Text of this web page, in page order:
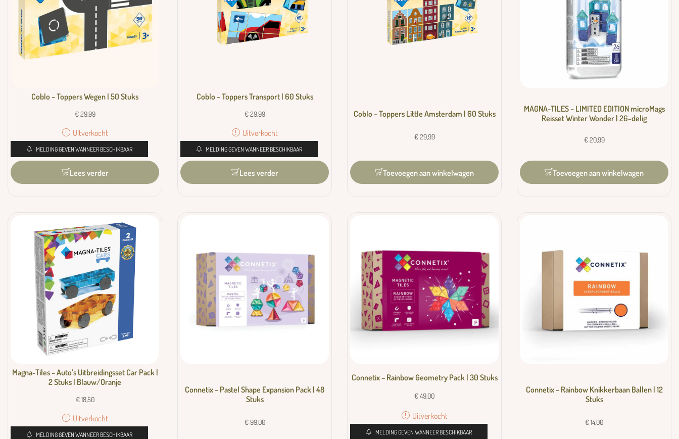
Coblo – Toppers Wegen | 50 Stuks
€29,99
Uitverkocht
MELDING GEVEN WANNEER BESCHIKBAAR
Lees verder
Coblo – Toppers Transport | 60 Stuks
€29,99
Uitverkocht
MELDING GEVEN WANNEER BESCHIKBAAR
Lees verder
Coblo – Toppers Little Amsterdam | 60 Stuks
€29,99
Toevoegen aan winkelwagen
MAGNA-TILES – LIMITED EDITION microMags
Reisset Winter Wonder | 26-delig
€20,99
Toevoegen aan winkelwagen
Magna-Tiles – Auto’s Uitbreidingsset Car Pack |
2 Stuks | Blauw/Oranje
€18,50
Uitverkocht
MELDING GEVEN WANNEER BESCHIKBAAR
Connetix – Pastel Shape Expansion Pack | 48
Stuks
€99,00
Connetix – Rainbow Geometry Pack | 30 Stuks
€49,00
Uitverkocht
MELDING GEVEN WANNEER BESCHIKBAAR
Connetix – Rainbow Knikkerbaan Ballen | 12
Stuks
€14,00